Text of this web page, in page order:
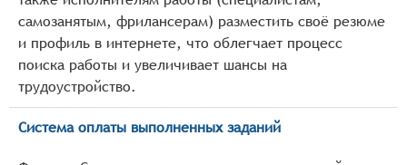
самозанятым, фрилансерам) разместить своё резюме
и профиль в интернете, что облегчает процесс
поиска работы и увеличивает шансы на
трудоустройство.
Система оплаты выполненных заданий